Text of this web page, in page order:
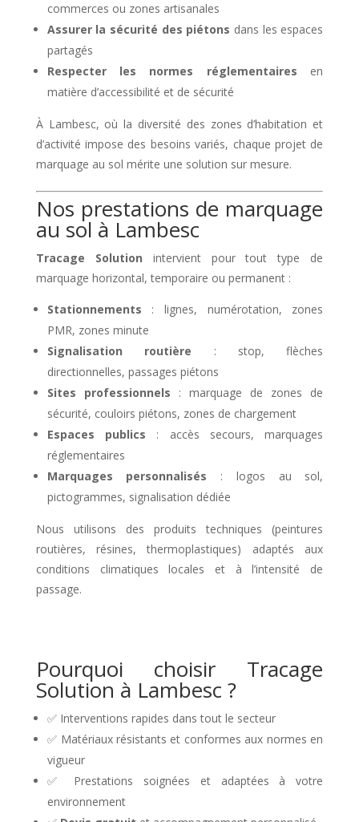
commerces ou zones artisanales
Assurer la sécurité des piétons dans les espaces
partagés
Respecter les normes réglementaires en
matière d’accessibilité et de sécurité
À Lambesc, où la diversité des zones d’habitation et
d’activité impose des besoins variés, chaque projet de
marquage au sol mérite une solution sur mesure.
Nos prestations de marquage
au sol à Lambesc
Tracage Solution intervient pour tout type de
marquage horizontal, temporaire ou permanent :
Stationnements : lignes, numérotation, zones
PMR, zones minute
Signalisation routière : stop, flèches
directionnelles, passages piétons
Sites professionnels : marquage de zones de
sécurité, couloirs piétons, zones de chargement
Espaces publics : accès secours, marquages
réglementaires
Marquages personnalisés : logos au sol,
pictogrammes, signalisation dédiée
Nous utilisons des produits techniques (peintures
routières, résines, thermoplastiques) adaptés aux
conditions climatiques locales et à l’intensité de
passage.
Pourquoi choisir Tracage
Solution à Lambesc ?
✅ Interventions rapides dans tout le secteur
✅ Matériaux résistants et conformes aux normes en
vigueur
✅ Prestations soignées et adaptées à votre
environnement